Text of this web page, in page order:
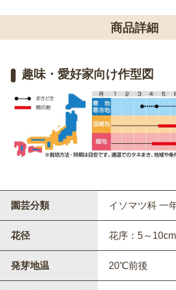
商品詳細
趣味・愛好家向け作型図
園芸分類 イソマツ科 一
花径 花序：5～10cm
発芽地温 20℃前後